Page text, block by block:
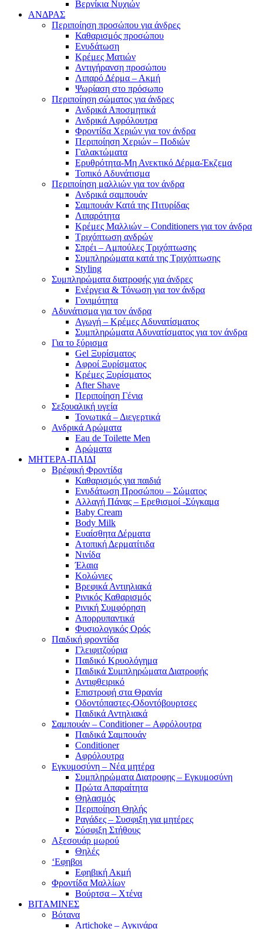
Βερνίκια Νυχιών
ΑΝΔΡΑΣ
Περιποίηση προσώπου για άνδρες
Καθαρισμός προσώπου
Ενυδάτωση
Κρέμες Ματιών
Αντιγήρανση προσώπου
Λιπαρό Δέρμα – Ακμή
Ψωρίαση στο πρόσωπο
Περιποίηση σώματος για άνδρες
Ανδρικά Αποσμητικά
Ανδρικά Αφρόλουτρα
Φροντίδα Χεριών για τον άνδρα
Περιποίηση Χεριών – Ποδιών
Γαλακτώματα
Ερυθρότητα-Μη Ανεκτικό Δέρμα-Έκζεμα
Τοπικό Αδυνάτισμα
Περιποίηση μαλλιών για τον άνδρα
Ανδρικά σαμπουάν
Σαμπουάν Κατά της Πιτυρίδας
Λιπαρότητα
Κρέμες Μαλλιών – Conditioners για τον άνδρα
Τριχόπτωση ανδρών
Σπρέι – Αμπούλες Τριχόπτωσης
Συμπληρώματα κατά της Τριχόπτωσης
Styling
Συμπληρώματα διατροφής για άνδρες
Ενέργεια & Τόνωση για τον άνδρα
Γονιμότητα
Αδυνάτισμα για τον άνδρα
Αγωγή – Κρέμες Αδυνατίσματος
Συμπληρώματα Αδυνατίσματος για τον άνδρα
Για το ξύρισμα
Gel Ξυρίσματος
Αφροί Ξυρίσματος
Κρέμες Ξυρίσματος
After Shave
Περιποίηση Γένια
Σεξουαλική υγεία
Τονωτικά – Διεγερτικά
Ανδρικά Αρώματα
Eau de Toilette Men
Αρώματα
ΜΗΤΕΡΑ-ΠΑΙΔΙ
Βρέφική Φροντίδα
Καθαρισμός για παιδιά
Ενυδάτωση Προσώπου – Σώματος
Αλλαγή Πάνας – Ερεθισμοί -Σύγκαμα
Baby Cream
Body Milk
Ευαίσθητα Δέρματα
Ατοπική Δερματίτιδα
Νινίδα
Έλαια
Κολώνιες
Βρεφικά Αντιηλιακά
Ρινικός Καθαρισμός
Ρινική Συμφόρηση
Απορρυπαντικά
Φυσιολογικός Ορός
Παιδική φροντίδα
Γλειφιτζούρια
Παιδικό Κρυολόγημα
Παιδικά Συμπληρώματα Διατροφής
Αντιφθειρικό
Επιστροφή στα Θρανία
Οδοντόπαστες-Οδοντόβουρτσες
Παιδικά Αντηλιακά
Σαμπουάν – Conditioner – Αφρόλουτρα
Παιδικά Σαμπουάν
Conditioner
Αφρόλουτρα
Εγκυμοσύνη – Νέα μητέρα
Συμπληρώματα Διατροφης – Εγκυμοσύνη
Πρώτα Απαραίτητα
Θηλασμός
Περιποίηση Θηλής
Ραγάδες – Συσφιξη για μητέρες
Σύσφιξη Στήθους
Αξεσουάρ μωρού
Θηλές
‘Εφηβοι
Εφηβική Ακμή
Φροντίδα Μαλλίων
Βούρτσα – Χτένα
ΒΙΤΑΜΙΝΕΣ
Βότανα
Artichoke – Αγκινάρα